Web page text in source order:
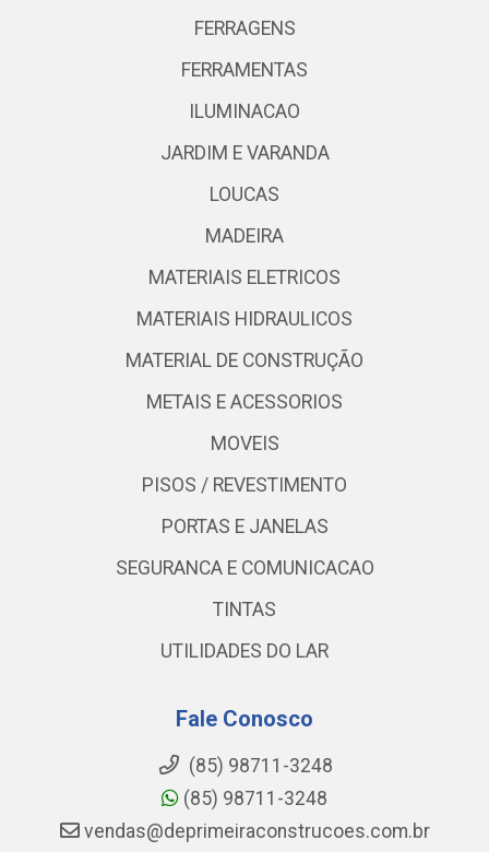
FERRAGENS
FERRAMENTAS
ILUMINACAO
JARDIM E VARANDA
LOUCAS
MADEIRA
MATERIAIS ELETRICOS
MATERIAIS HIDRAULICOS
MATERIAL DE CONSTRUÇÃO
METAIS E ACESSORIOS
MOVEIS
PISOS / REVESTIMENTO
PORTAS E JANELAS
SEGURANCA E COMUNICACAO
TINTAS
UTILIDADES DO LAR
Fale Conosco
(85) 98711-3248
(85) 98711-3248
vendas@deprimeiraconstrucoes.com.br